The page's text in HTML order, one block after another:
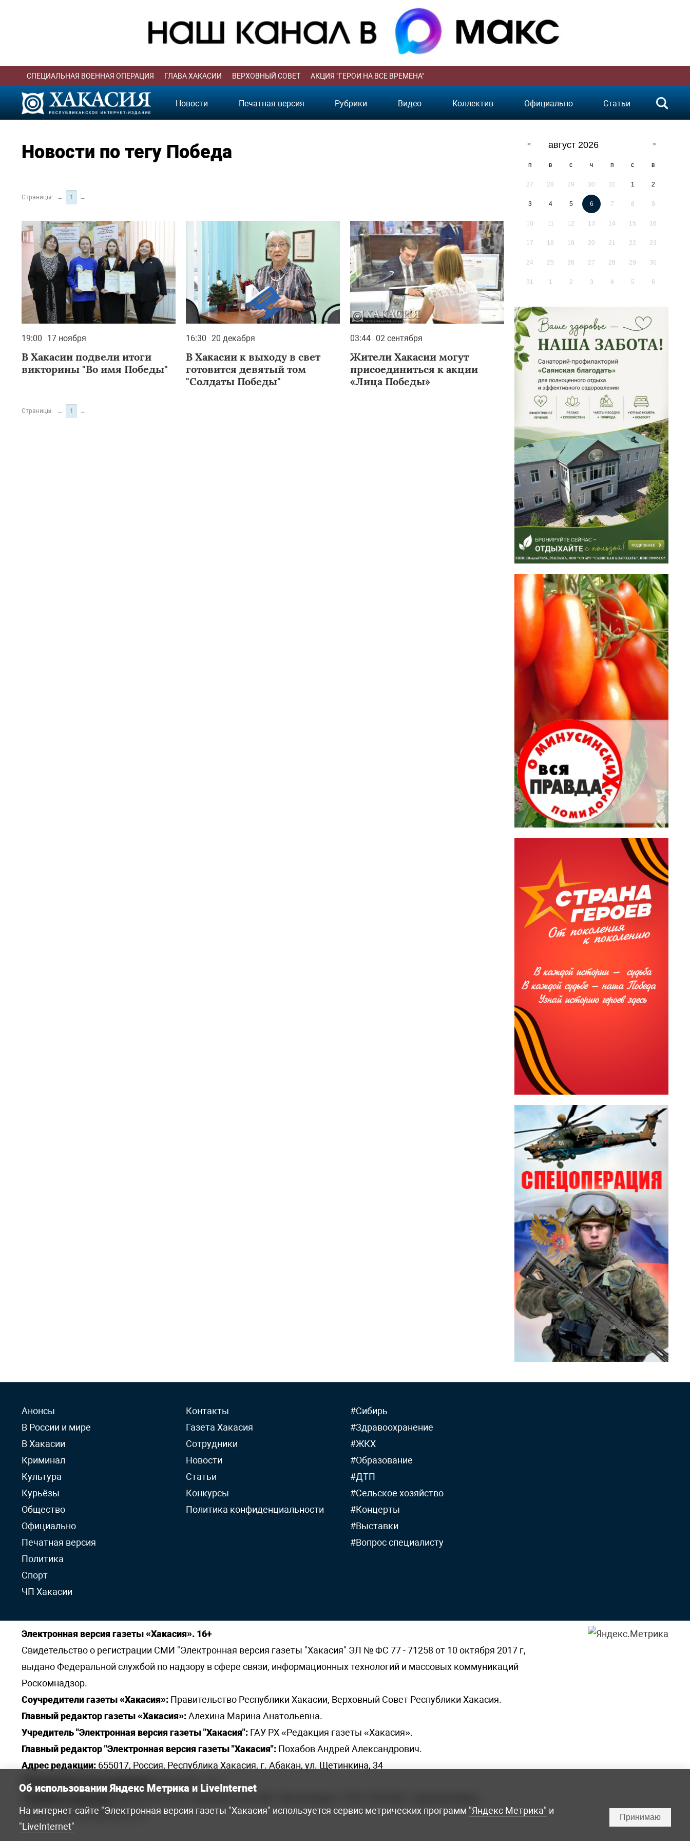
СПЕЦИАЛЬНАЯ ВОЕННАЯ ОПЕРАЦИЯ ГЛАВА ХАКАСИИ ВЕРХОВНЫЙ СОВЕТ АКЦИЯ "ГЕРОИ НА ВСЕ ВРЕМЕНА"
Новости Печатная версия Рубрики Видео Коллектив Официально Статьи
Новости по тегу Победа
Страницы: ← 1 →
19:00 17 ноября
В Хакасии подвели итоги
викторины "Во имя Победы"
16:30 20 декабря
В Хакасии к выходу в свет
готовится девятый том
"Солдаты Победы"
03:44 02 сентября
Жители Хакасии могут
присоединиться к акции
«Лица Победы»
Страницы: ← 1 →
август 2026
п в с ч п с в
27 28 29 30 31 1 2
3 4 5 6 7 8 9
10 11 12 13 14 15 16
17 18 19 20 21 22 23
24 25 26 27 28 29 30
31 1 2 3 4 5 6
Анонсы
В России и мире
В Хакасии
Криминал
Культура
Курьёзы
Общество
Официально
Печатная версия
Политика
Спорт
ЧП Хакасии
Контакты
Газета Хакасия
Сотрудники
Новости
Статьи
Конкурсы
Политика конфиденциальности
#Сибирь
#Здравоохранение
#ЖКХ
#Образование
#ДТП
#Сельское хозяйство
#Концерты
#Выставки
#Вопрос специалисту
Электронная версия газеты «Хакасия». 16+
Свидетельство о регистрации СМИ "Электронная версия газеты "Хакасия" ЭЛ № ФС 77 - 71258 от 10 октября 2017 г,
выдано Федеральной службой по надзору в сфере связи, информационных технологий и массовых коммуникаций
Роскомнадзор.
Соучредители газеты «Хакасия»: Правительство Республики Хакасии, Верховный Совет Республики Хакасия.
Главный редактор газеты «Хакасия»:Алехина Марина Анатольевна.
Учредитель "Электронная версия газеты "Хакасия": ГАУ РХ «Редакция газеты «Хакасия».
Главный редактор "Электронная версия газеты "Хакасия": Похабов Андрей Александрович.
Адрес редакции: 655017, Россия, Республика Хакасия, г. Абакан, ул. Щетинкина, 34
Электронная почта редакции: khakred@r-19.ru
elena.s.korotkowa@yandex.ru.
Об использовании Яндекс Метрика и LiveInternet
На интернет-сайте "Электронная версия газеты "Хакасия" используется сервис метрических программ "Яндекс Метрика" и
"LiveInternet"
Принимаю